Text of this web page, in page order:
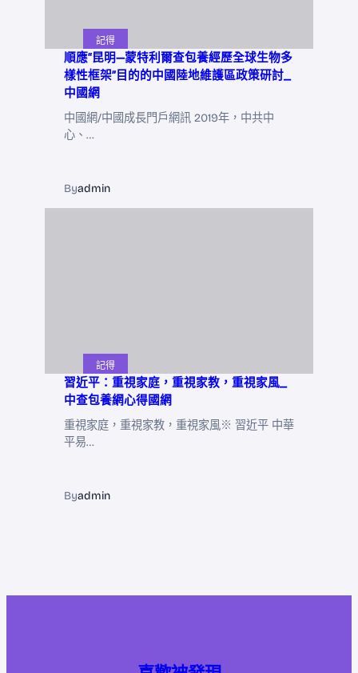
記得
順應“昆明—蒙特利爾查包養經歷全球生物多
樣性框架”目的的中國陸地維護區政策研討_
中國網
中國網/中國成長門戶網訊 2019年，中共中
心、…
Byadmin
記得
習近平：重視家庭，重視家教，重視家風_
中查包養網心得國網
重視家庭，重視家教，重視家風※ 習近平 中華
平易…
Byadmin